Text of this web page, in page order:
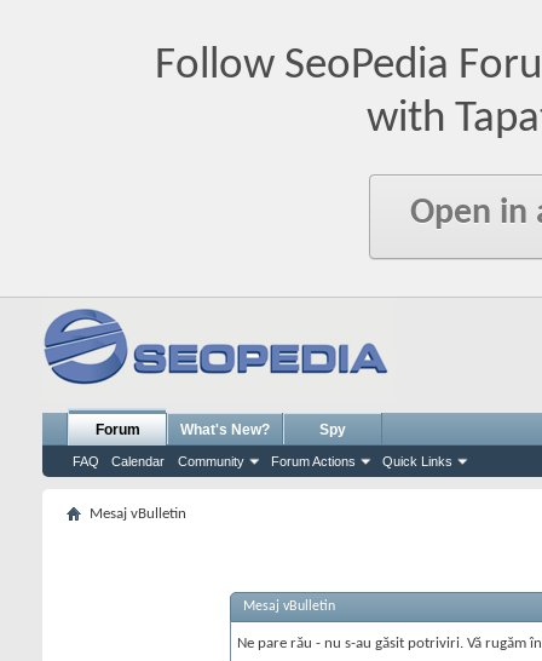
Follow SeoPedia
with
Open in
Forum
FAQ Calendar Community Forum Actions Quick Links
What's New? Spy
Mesaj vBulletin
Mesaj vBulletin
Ne pare rău - nu s-au găsit potriviri. Vă rugăm